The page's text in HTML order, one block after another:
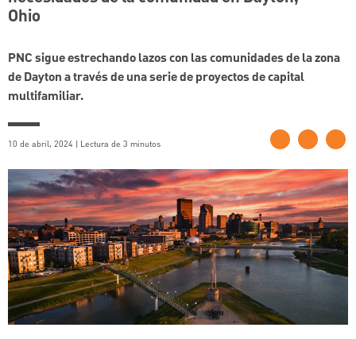
Ohio
PNC sigue estrechando lazos con las comunidades de la zona
de Dayton a través de una serie de proyectos de capital
multifamiliar.
10 de abril, 2024 | Lectura de 3 minutos